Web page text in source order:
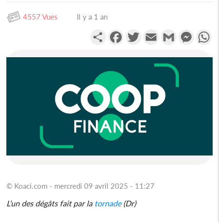
4557 Vues Il y a 1 an
PartagerFacebookTwitterEmail Gmail
© Koaci.com - mercredi 09 avril 2025 - 11:27
L’un des dégâts fait par la tornade(Dr)